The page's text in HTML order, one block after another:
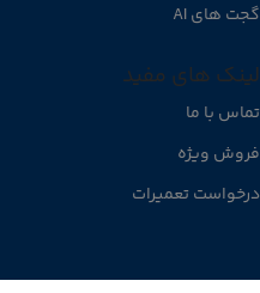
گجت های AI
لینک های مفید
تماس با ما
فروش ویژه
درخواست تعمیرات